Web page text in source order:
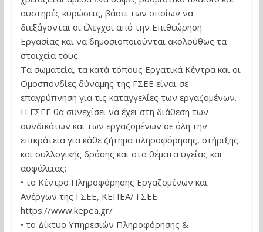
αυστηρές κυρώσεις, βάσει των οποίων να
διεξάγονται οι έλεγχοι από την Επιθεώρηση
Εργασίας και να δημοσιοποιούνται ακολούθως τα
στοιχεία τους.
Τα σωματεία, τα κατά τόπους Εργατικά Κέντρα και οι
Ομοσπονδίες δύναμης της ΓΣΕΕ είναι σε
επαγρύπνηση για τις καταγγελίες των εργαζομένων.
Η ΓΣΕΕ θα συνεχίσει να έχει στη διάθεση των
συνδικάτων και των εργαζομένων σε όλη την
επικράτεια για κάθε ζήτημα πληροφόρησης, στήριξης
και συλλογικής δράσης και στα θέματα υγείας και
ασφάλειας:
• το Κέντρο Πληροφόρησης Εργαζομένων και
Ανέργων της ΓΣΕΕ, ΚΕΠΕΑ/ ΓΣΕΕ
https://www.kepea.gr/
• το Δίκτυο Υπηρεσιών Πληροφόρησης &